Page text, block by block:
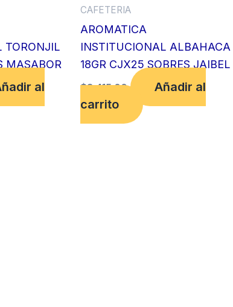
TORONJIL
MASABOR
al
CAFETERIA
AROMATICA
INSTITUCIONAL ALBAHACA
18GR CJX25 SOBRES JAIBEL
$3,415.00
Añadir al
carrito